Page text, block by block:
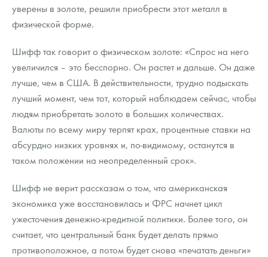
уверены в золоте, решили приобрести этот металл в
физической форме.
Шифф так говорит о физическом золоте: «Спрос на него
увеличился – это бесспорно. Он растет и дальше. Он даже
лучше, чем в США. В действительности, трудно подыскать
лучший момент, чем тот, который наблюдаем сейчас, чтобы
людям приобретать золото в больших количествах.
Валюты по всему миру терпят крах, процентные ставки на
абсурдно низких уровнях и, по-видимому, останутся в
таком положении на неопределенный срок».
Шифф не верит рассказам о том, что американская
экономика уже восстановилась и ФРС начнет цикл
ужесточения денежно-кредитной политики. Более того, он
считает, что центральный банк будет делать прямо
противоположное, а потом будет снова «печатать деньги»